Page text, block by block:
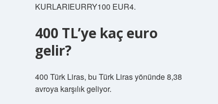
KURLARIEURRY100 EUR4.
400 TL’ye kaç euro
gelir?
400 Türk Liras, bu Türk Liras yönünde 8,38
avroya karşılık geliyor.